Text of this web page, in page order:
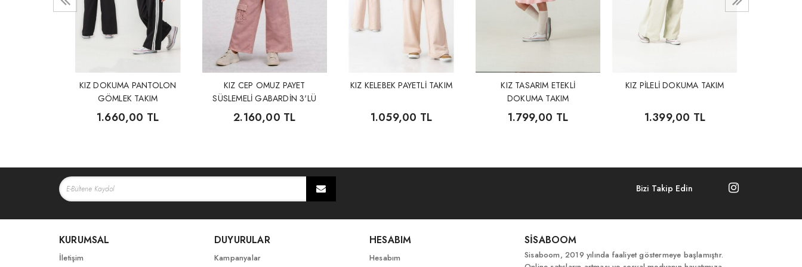
KIZ DOKUMA PANTOLON
GÖMLEK TAKIM
1.660,00 TL
KIZ CEP OMUZ PAYET
SÜSLEMELİ GABARDİN 3'LÜ
TAKIM
2.160,00 TL
KIZ KELEBEK PAYETLİ TAKIM
1.059,00 TL
KIZ TASARIM ETEKLİ
DOKUMA TAKIM
1.799,00 TL
KIZ PİLELİ DOKUMA TAKIM
1.399,00 TL
Bizi Takip Edin
KURUMSAL
İletişim
DUYURULAR
Kampanyalar
HESABIM
Hesabım
SİSABOOM
Sisaboom, 2019 yılında faaliyet göstermeye başlamıştır.